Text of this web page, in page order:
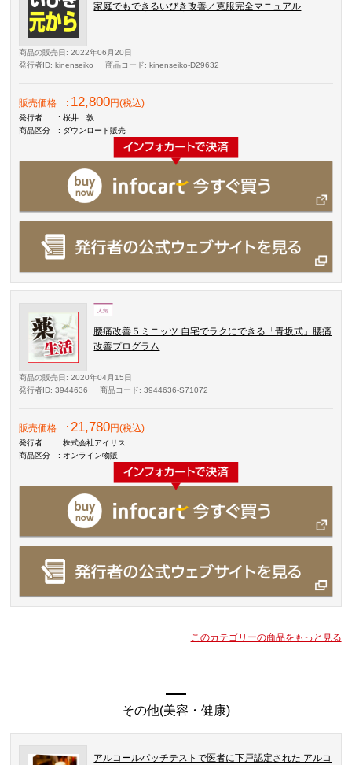
家庭でもできるいびき改善／克服完全マニュアル
商品の販売日 : 2022年06月20日
発行者ID: kinenseiko 商品コード: kinenseiko-D29632
販売価格 : 12,800円(税込)
発行者
: 桜井 敦
商品区分
: ダウンロード販売
腰痛改善５ミニッツ 自宅でラクにできる「青坂式」腰痛
改善プログラム
商品の販売日 : 2020年04月15日
発行者ID: 3944636 商品コード: 3944636-S71072
販売価格 :21,780円(税込)
発行者
: 株式会社アイリス
商品区分
: オンライン物販
このカテゴリーの商品をもっと見る
その他(美容・健康)
アルコールパッチテストで医者に下戸認定された アルコ